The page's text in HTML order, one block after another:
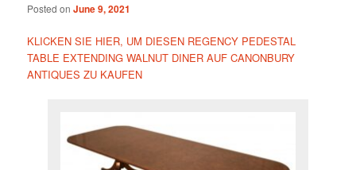
Posted onJune 9, 2021
KLICKEN SIE HIER, UM DIESEN REGENCY PEDESTAL
TABLE EXTENDING WALNUT DINER AUF CANONBURY
ANTIQUES ZU KAUFEN